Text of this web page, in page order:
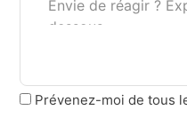
Prévenez-moi de tous